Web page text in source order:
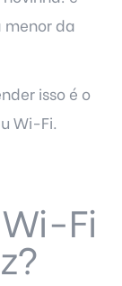
da
isso é o
Wi-Fi.
Fi